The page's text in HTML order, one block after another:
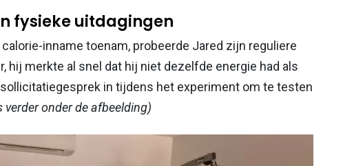
fysieke uitdagingen
inname toenam, probeerde Jared zijn reguliere
hij merkte al snel dat hij niet dezelfde energie had als
in tijdens het experiment om te testen
verder onder de afbeelding)